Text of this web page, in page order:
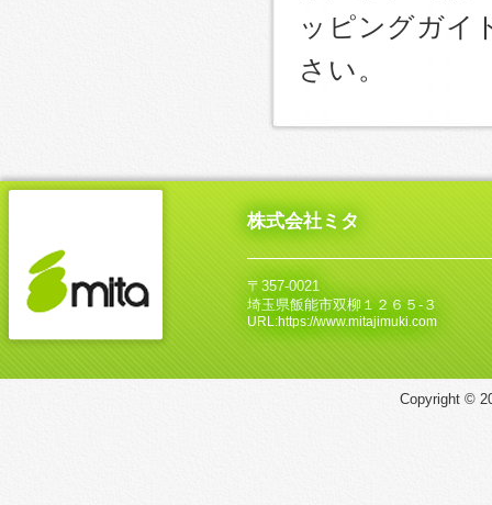
ッピングガイ
さい。
株式会社ミタ
〒357-0021
埼玉県飯能市双柳１２６５‐３
URL:https://www.mitajimuki.com
Copyright ©